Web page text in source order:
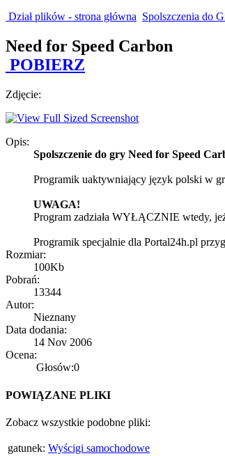
Dział plików - strona główna Spolszczenia do
Need for Speed Carbon
POBIERZ
Zdjęcie:
Opis:
Spolszczenie do gry Need for Speed
Programik uaktywniający język polski w
UWAGA!
Program zadziała WYŁĄCZNIE wtedy,
Programik specjalnie dla Portal24h.pl
Rozmiar:
100Kb
Pobrań:
13344
Autor:
Nieznany
Data dodania:
14 Nov 2006
Ocena:
Głosów:0
POWIĄZANE PLIKI
Zobacz wszystkie podobne pliki:
gatunek: Wyścigi samochodowe